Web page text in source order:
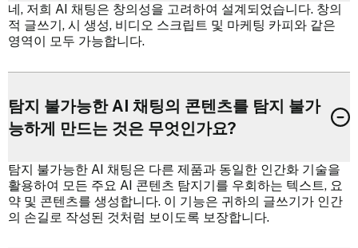
네, 저희 AI 채팅은 창의성을 고려하여 설계되었습니다. 창의
적 글쓰기, 시 생성, 비디오 스크립트 및 마케팅 카피와 같은
영역이 모두 가능합니다.
탐지 불가능한 AI 채팅의 콘텐츠를 탐지 불가
능하게 만드는 것은 무엇인가요?
탐지 불가능한 AI 채팅은 다른 제품과 동일한 인간화 기술을
활용하여 모든 주요 AI 콘텐츠 탐지기를 우회하는 텍스트, 요
약 및 콘텐츠를 생성합니다. 이 기능은 귀하의 글쓰기가 인간
의 손길로 작성된 것처럼 보이도록 보장합니다.